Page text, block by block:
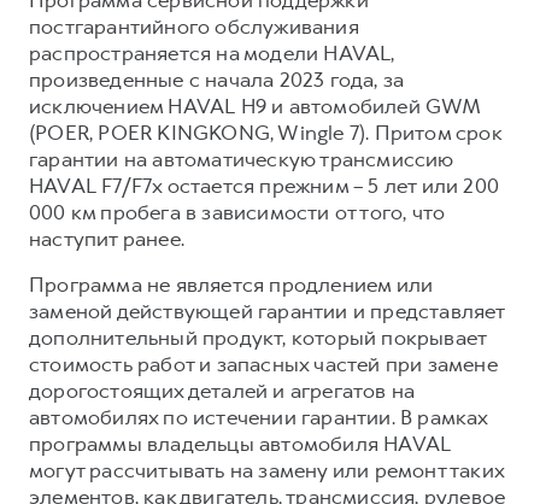
HAVAL Лизинг
АКСЕССУАРЫ HAVAL
Автомобильные аксессуары
Коллекция CITY
Коллекция Базовая
Коллекция Детская
АКСЕССУАРЫ HAVAL
Автомобильные аксессуары
Коллекция CITY
Коллекция Базовая
Коллекция Детская
постгарантийного обслуживания
распространяется на модели HAVAL,
произведенные с начала 2023 года, за
исключением HAVAL H9 и автомобилей GWM
(POER, POER KINGKONG, Wingle 7). Притом срок
гарантии на автоматическую трансмиссию
HAVAL F7/F7x остается прежним – 5 лет или 200
000 км пробега в зависимости от того, что
наступит ранее.
Программа не является продлением или
заменой действующей гарантии и представляет
дополнительный продукт, который покрывает
стоимость работ и запасных частей при замене
дорогостоящих деталей и агрегатов на
автомобилях по истечении гарантии. В рамках
программы владельцы автомобиля HAVAL
могут рассчитывать на замену или ремонт таких
элементов, как двигатель, трансмиссия, рулевое